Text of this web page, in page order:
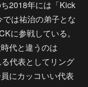
2018年には「Kick
は祐治の弟子とな
に参戦している。
代と違うのは
代表としてリング
にカッコいい代表